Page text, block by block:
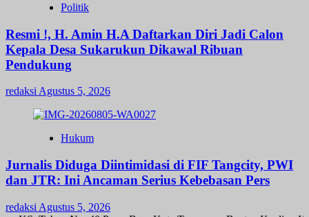
Politik
Resmi !, H. Amin H.A Daftarkan Diri Jadi Calon
Kepala Desa Sukarukun Dikawal Ribuan
Pendukung
redaksi Agustus 5, 2026
Hukum
Jurnalis Diduga Diintimidasi di FIF Tangcity, PWI
dan JTR: Ini Ancaman Serius Kebebasan Pers
redaksi Agustus 5, 2026